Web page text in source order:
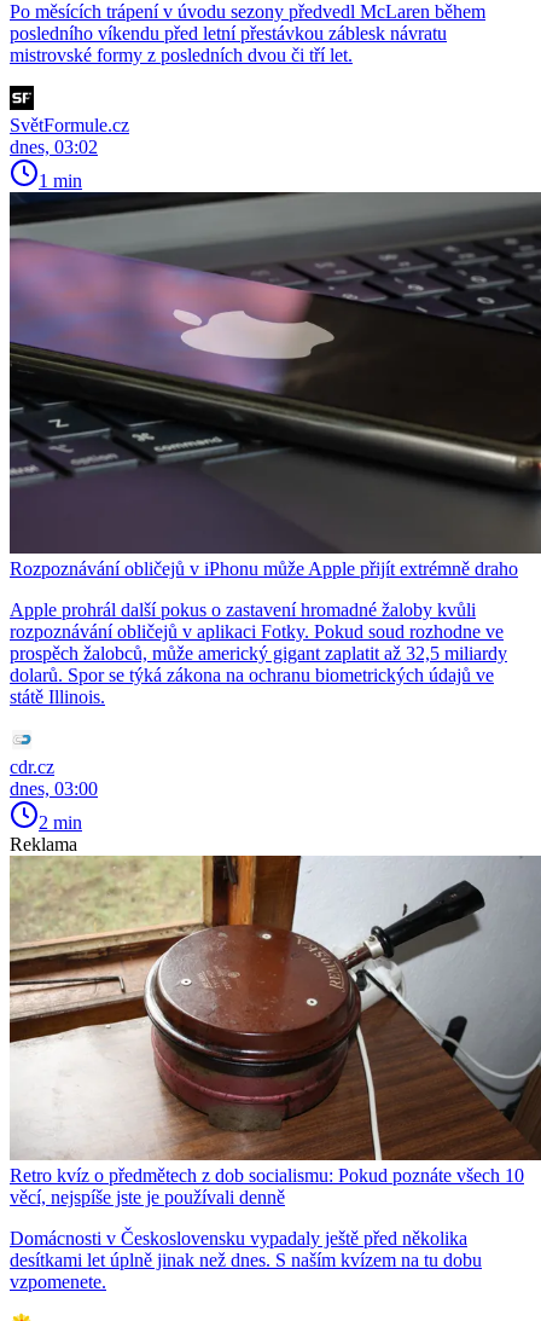
Po měsících trápení v úvodu sezony předvedl McLaren během
posledního víkendu před letní přestávkou záblesk návratu
mistrovské formy z posledních dvou či tří let.
SvětFormule.cz
dnes, 03:02
1 min
Rozpoznávání obličejů v iPhonu může Apple přijít extrémně draho
Apple prohrál další pokus o zastavení hromadné žaloby kvůli
rozpoznávání obličejů v aplikaci Fotky. Pokud soud rozhodne ve
prospěch žalobců, může americký gigant zaplatit až 32,5 miliardy
dolarů. Spor se týká zákona na ochranu biometrických údajů ve
státě Illinois.
cdr.cz
dnes, 03:00
2 min
Reklama
Retro kvíz o předmětech z dob socialismu: Pokud poznáte všech 10
věcí, nejspíše jste je používali denně
Domácnosti v Československu vypadaly ještě před několika
desítkami let úplně jinak než dnes. S naším kvízem na tu dobu
vzpomenete.